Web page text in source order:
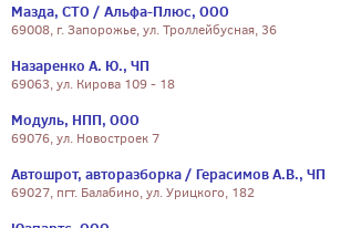
Мазда, СТО / Альфа-Плюс, ООО
69008, г. Запорожье, ул. Троллейбусная, 36
Назаренко А. Ю., ЧП
69063, ул. Кирова 109 - 18
Модуль, НПП, ООО
69076, ул. Новостроек 7
Автошрот, авторазборка / Герасимов А.В., ЧП
69027, пгт. Балабино, ул. Урицкого, 182